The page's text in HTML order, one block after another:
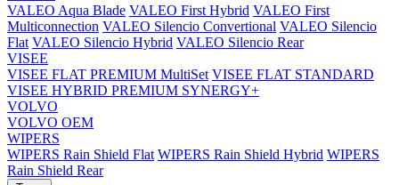
VALEO Aqua Blade VALEO First Hybrid VALEO First
Multiconnection VALEO Silencio Convertional VALEO Silencio
Flat VALEO Silencio Hybrid VALEO Silencio Rear
VISEE
VISEE FLAT PREMIUM MultiSet VISEE FLAT STANDARD
VISEE HYBRID PREMIUM SYNERGY+
VOLVO
VOLVO OEM
WIPERS
WIPERS Rain Shield Flat WIPERS Rain Shield Hybrid WIPERS
Rain Shield Rear